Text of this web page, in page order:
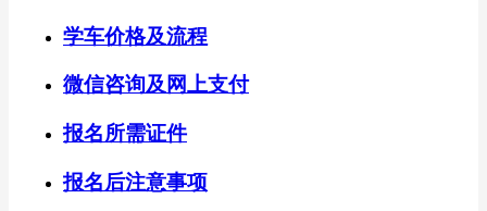
学车价格及流程
微信咨询及网上支付
报名所需证件
报名后注意事项